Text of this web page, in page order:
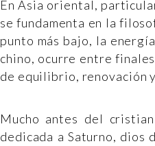
En Asia oriental,
se fundamenta en la
punto más bajo, la
chino, ocurre entre
de equilibrio, renovación
Mucho antes del
dedicada a Saturno, dios